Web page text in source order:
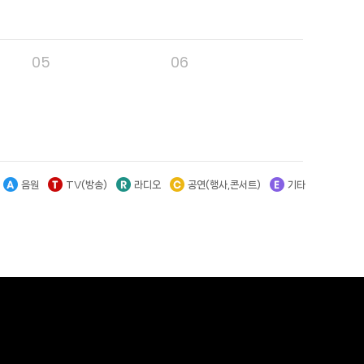
05 06
음원 TV(방송) 라디오 공연(행사,콘서트) 기타